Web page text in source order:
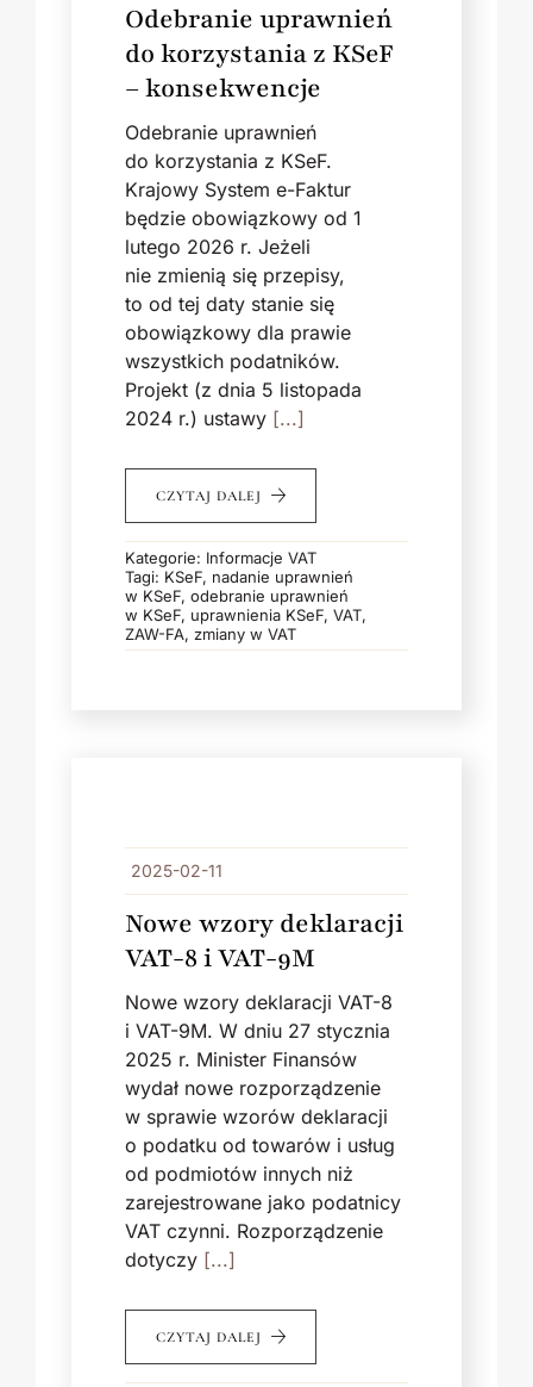
Odebranie uprawnień
do korzystania z KSeF
– konsekwencje
Odebranie uprawnień
do korzystania z KSeF.
Krajowy System e-Faktur
będzie obowiązkowy od 1
lutego 2026 r. Jeżeli
nie zmienią się przepisy,
to od tej daty stanie się
obowiązkowy dla prawie
wszystkich podatników.
Projekt (z dnia 5 listopada
2024 r.) ustawy [...]
CZYTAJ DALEJ
Kategorie: Informacje VAT
Tagi: KSeF, nadanie uprawnień
w KSeF, odebranie uprawnień
w KSeF, uprawnienia KSeF, VAT,
ZAW-FA, zmiany w VAT
2025-02-11
Nowe wzory deklaracji
VAT-8 i VAT-9M
Nowe wzory deklaracji VAT-8
i VAT-9M. W dniu 27 stycznia
2025 r. Minister Finansów
wydał nowe rozporządzenie
w sprawie wzorów deklaracji
o podatku od towarów i usług
od podmiotów innych niż
zarejestrowane jako podatnicy
VAT czynni. Rozporządzenie
dotyczy [...]
CZYTAJ DALEJ